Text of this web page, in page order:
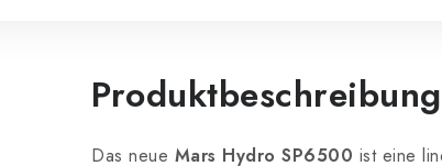
Produktbeschreibung
Das neue Mars Hydro SP6500 ist eine